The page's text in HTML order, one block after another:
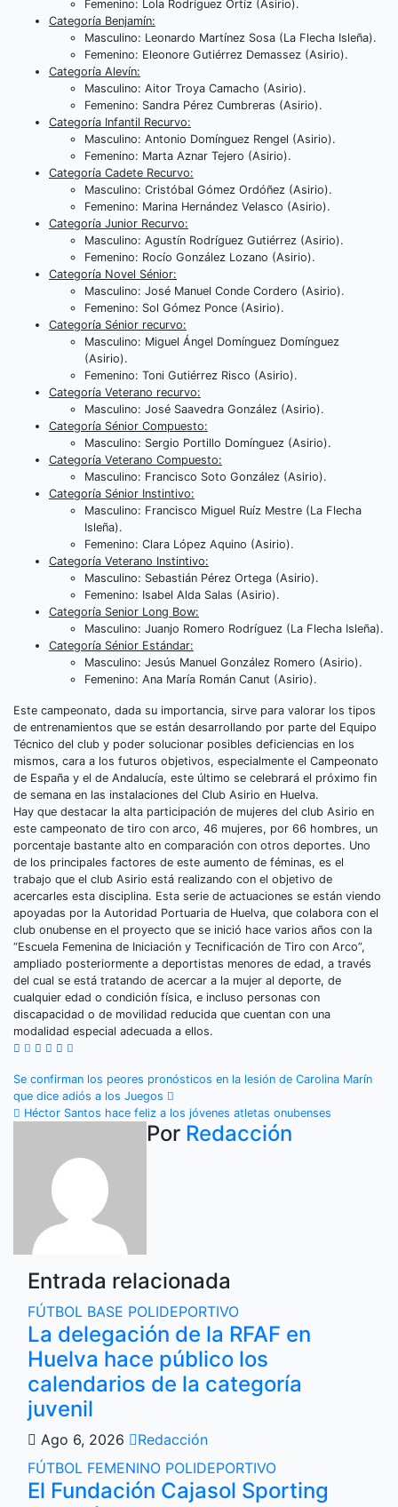
Femenino: Lola Rodríguez Ortíz (Asirio).
Categoría Benjamín:
Masculino: Leonardo Martínez Sosa (La Flecha Isleña).
Femenino: Eleonore Gutiérrez Demassez (Asirio).
Categoría Alevín:
Masculino: Aitor Troya Camacho (Asirio).
Femenino: Sandra Pérez Cumbreras (Asirio).
Categoría Infantil Recurvo:
Masculino: Antonio Domínguez Rengel (Asirio).
Femenino: Marta Aznar Tejero (Asirio).
Categoría Cadete Recurvo:
Masculino: Cristóbal Gómez Ordóñez (Asirio).
Femenino: Marina Hernández Velasco (Asirio).
Categoría Junior Recurvo:
Masculino: Agustín Rodríguez Gutiérrez (Asirio).
Femenino: Rocío González Lozano (Asirio).
Categoría Novel Sénior:
Masculino: José Manuel Conde Cordero (Asirio).
Femenino: Sol Gómez Ponce (Asirio).
Categoría Sénior recurvo:
Masculino: Miguel Ángel Domínguez Domínguez
(Asirio).
Femenino: Toni Gutiérrez Risco (Asirio).
Categoría Veterano recurvo:
Masculino: José Saavedra González (Asirio).
Categoría Sénior Compuesto:
Masculino: Sergio Portillo Domínguez (Asirio).
Categoría Veterano Compuesto:
Masculino: Francisco Soto González (Asirio).
Categoría Sénior Instintivo:
Masculino: Francisco Miguel Ruíz Mestre (La Flecha
Isleña).
Femenino: Clara López Aquino (Asirio).
Categoría Veterano Instintivo:
Masculino: Sebastián Pérez Ortega (Asirio).
Femenino: Isabel Alda Salas (Asirio).
Categoría Senior Long Bow:
Masculino: Juanjo Romero Rodríguez (La Flecha Isleña).
Categoría Sénior Estándar:
Masculino: Jesús Manuel González Romero (Asirio).
Femenino: Ana María Román Canut (Asirio).
Este campeonato, dada su importancia, sirve para valorar los tipos
de entrenamientos que se están desarrollando por parte del Equipo
Técnico del club y poder solucionar posibles deficiencias en los
mismos, cara a los futuros objetivos, especialmente el Campeonato
de España y el de Andalucía, este último se celebrará el próximo fin
de semana en las instalaciones del Club Asirio en Huelva.
Hay que destacar la alta participación de mujeres del club Asirio en
este campeonato de tiro con arco, 46 mujeres, por 66 hombres, un
porcentaje bastante alto en comparación con otros deportes. Uno
de los principales factores de este aumento de féminas, es el
trabajo que el club Asirio está realizando con el objetivo de
acercarles esta disciplina. Esta serie de actuaciones se están viendo
apoyadas por la Autoridad Portuaria de Huelva, que colabora con el
club onubense en el proyecto que se inició hace varios años con la
“Escuela Femenina de Iniciación y Tecnificación de Tiro con Arco”,
ampliado posteriormente a deportistas menores de edad, a través
del cual se está tratando de acercar a la mujer al deporte, de
cualquier edad o condición física, e incluso personas con
discapacidad o de movilidad reducida que cuentan con una
modalidad especial adecuada a ellos.
Navegación
de
entradas
Se confirman los peores pronósticos en la lesión de Carolina Marín
que dice adiós a los Juegos
Héctor Santos hace feliz a los jóvenes atletas onubenses
Por Redacción
Entrada relacionada
FÚTBOL BASE POLIDEPORTIVO
La delegación de la RFAF en
Huelva hace público los
calendarios de la categoría
juvenil
Ago 6, 2026
Redacción
FÚTBOL FEMENINO POLIDEPORTIVO
El Fundación Cajasol Sporting